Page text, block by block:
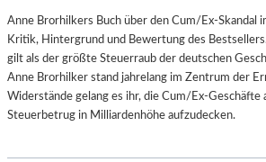
Anne Brorhilkers Buch über den Cum/Ex-Skandal
Kritik, Hintergrund und Bewertung des
gilt als der größte Steuerraub der deutschen
Anne Brorhilker stand jahrelang im Zentrum der
Widerstände gelang es ihr, die Cum/Ex-Geschäfte
Steuerbetrug in Milliardenhöhe aufzudecken.